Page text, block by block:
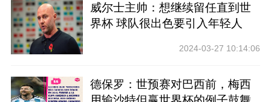
威尔士主帅：想继续留任直到世
界杯 球队很出色要引入年轻人
2024-03-27 10:14:06
德保罗：世预赛对巴西前，梅西